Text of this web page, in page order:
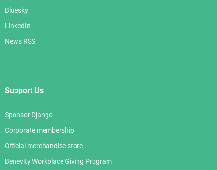
Bluesky
LinkedIn
News RSS
Support Us
Sponsor Django
Corporate membership
Official merchandise store
Benevity Workplace Giving Program